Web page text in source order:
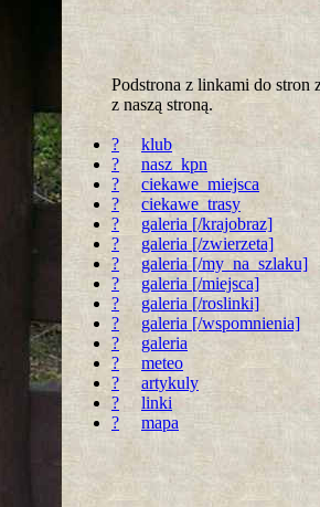
Podstrona z linkami do stron
z naszą stroną.
?
klub
?
nasz_kpn
?
ciekawe_miejsca
?
ciekawe_trasy
?
galeria [/krajobraz]
?
galeria [/zwierzeta]
?
galeria [/my_na_szlaku]
?
galeria [/miejsca]
?
galeria [/roslinki]
?
galeria [/wspomnienia]
?
galeria
?
meteo
?
artykuly
?
linki
?
mapa